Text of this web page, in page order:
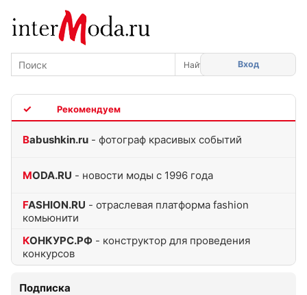
Вход
Babushkin.ru - фотограф красивых событий
MODA.RU - новости моды с 1996 года
FASHION.RU - отраслевая платформа fashion
комьюнити
КОНКУРС.РФ - конструктор для проведения
конкурсов
Подписка